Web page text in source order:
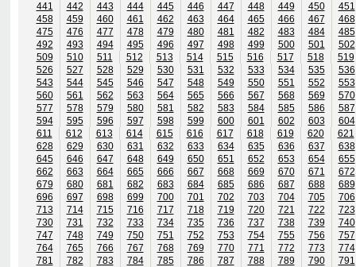
441
442 443 444 445 446 447 448 449 450
451
458
459 460 461 462 463 464 465 466 467
468
475
476 477 478 479 480 481 482 483 484
485
492
493 494 495 496 497 498 499 500 501
502
509
510 511 512 513 514 515 516 517 518
519
526
527 528 529 530 531 532 533 534 535
536
543
544 545 546 547 548 549 550 551 552
553
560
561 562 563 564 565 566 567 568 569
570
577
578 579 580 581 582 583 584 585 586
587
594
595 596 597 598 599 600 601 602 603
604
611
612 613 614 615 616 617 618 619 620
621
628
629 630 631 632 633 634 635 636 637
638
645
646 647 648 649 650 651 652 653 654
655
662
663 664 665 666 667 668 669 670 671
672
679
680 681 682 683 684 685 686 687 688
689
696
697 698 699 700 701 702 703 704 705
706
713
714 715 716 717 718 719 720 721 722
723
730
731 732 733 734 735 736 737 738 739
740
747
748 749 750 751 752 753 754 755 756
757
764
765 766 767 768 769 770 771 772 773
774
781
782 783 784 785 786 787 788 789 790 791